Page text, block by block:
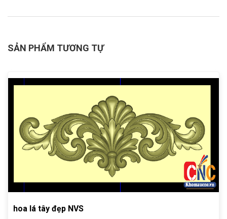
SẢN PHẨM TƯƠNG TỰ
hoa lá tây đẹp NVS